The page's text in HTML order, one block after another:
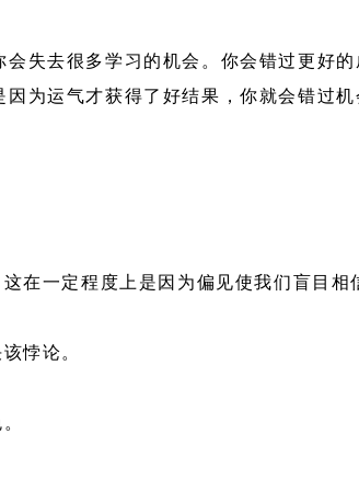
失去很多学习的机会。你会错过更好
为运气才获得了好结果，你就会错过机
在一定程度上是因为偏见使我们盲目相
悖论。